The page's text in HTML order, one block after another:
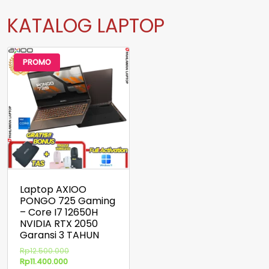
KATALOG LAPTOP
PROMO
Laptop AXIOO
PONGO 725 Gaming
– Core I7 12650H
NVIDIA RTX 2050
Garansi 3 TAHUN
Rp12.500.000Harga
Rp11.400.000Harga